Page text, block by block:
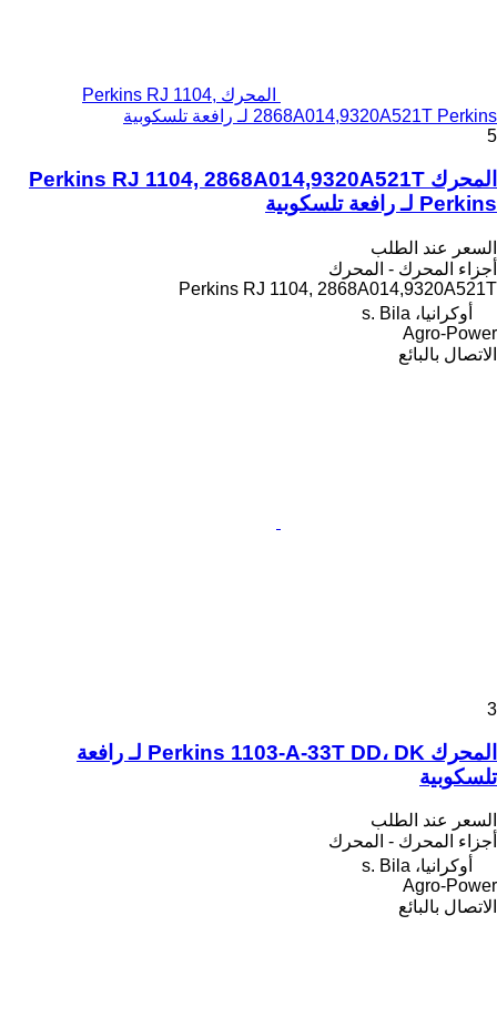
المحرك Perkins RJ 1104,
2868A014,9320A521T Perkins لـ رافعة تلسكوبية
5
المحرك Perkins RJ 1104, 2868A014,9320A521T
Perkins لـ رافعة تلسكوبية
السعر عند الطلب
أجزاء المحرك - المحرك
Perkins RJ 1104, 2868A014,9320A521T
أوكرانيا، s. Bila
Agro-Power
الاتصال بالبائع
3
المحرك Perkins 1103-A-33T DD، DK لـ رافعة
تلسكوبية
السعر عند الطلب
أجزاء المحرك - المحرك
أوكرانيا، s. Bila
Agro-Power
الاتصال بالبائع